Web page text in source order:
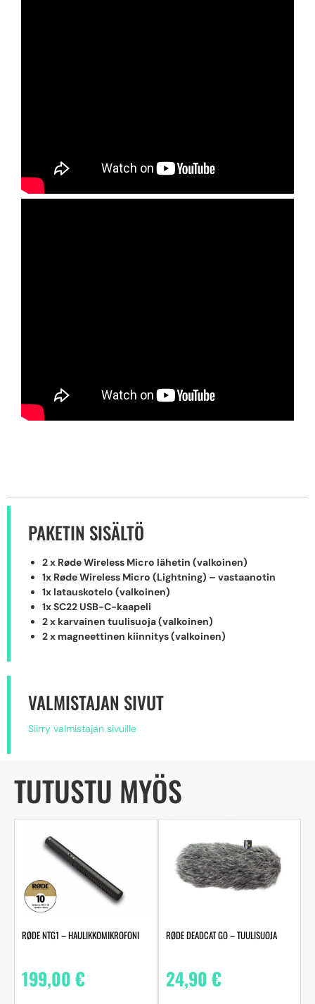
PAKETIN SISÄLTÖ
2 x Røde Wireless Micro lähetin (valkoinen)
1x Røde Wireless Micro (Lightning) – vastaanotin
1x latauskotelo (valkoinen)
1x SC22 USB-C-kaapeli
2 x karvainen tuulisuoja (valkoinen)
2 x magneettinen kiinnitys (valkoinen)
VALMISTAJAN SIVUT
Siirry valmistajan sivuille
TUTUSTU MYÖS
RØDE NTG1 – HAULIKKOMIKROFONI
199,00€
RØDE DEADCAT GO – TUULISUOJA
24,90€